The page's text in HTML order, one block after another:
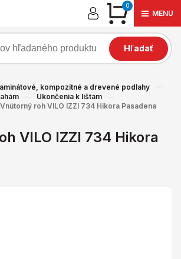
0
MENU
Hľadať
kompozitné a drevené podlahy
Ukončenia k lištám
Vnútorný roh VILO IZZI 734 Hikora Pasadena
VILO IZZI 734 Hikora